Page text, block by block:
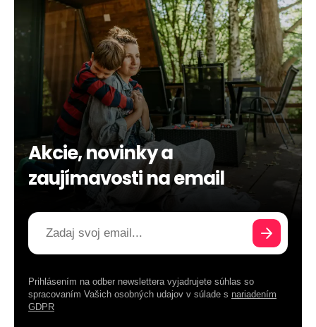
Akcie, novinky a
zaujímavosti na email
Prihlásením na odber newslettera vyjadrujete súhlas so
spracovaním Vašich osobných udajov v súlade s nariadením
GDPR